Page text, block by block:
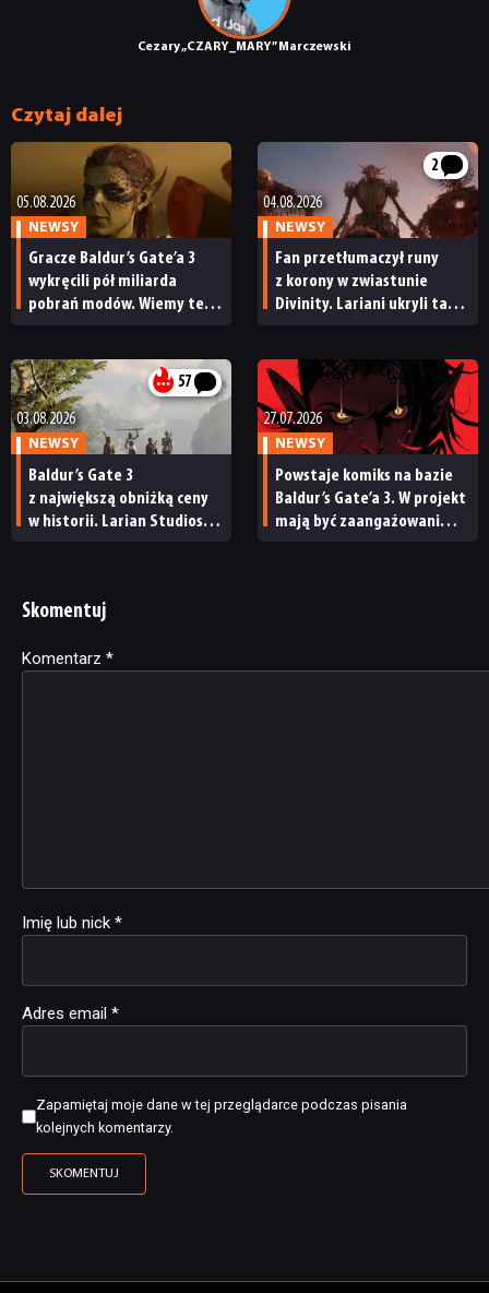
Cezary „CZARY_MARY” Marczewski
Czytaj dalej
05.08.2026
NEWSY
Gracze Baldur’s Gate’a 3
wykręcili pół miliarda
pobrań modów. Wiemy też,
2
04.08.2026
NEWSY
Fan przetłumaczył runy
z korony w zwiastunie
Divinity. Lariani ukryli tam
57
03.08.2026
NEWSY
Baldur’s Gate 3
z największą obniżką ceny
w historii. Larian Studios
27.07.2026
NEWSY
Powstaje komiks na bazie
Baldur’s Gate’a 3. W projekt
mają być zaangażowani
Skomentuj
Komentarz *
Imię lub nick *
Adres email *
Zapamiętaj moje dane w tej przeglądarce podczas pisania
kolejnych komentarzy.
Alternative: